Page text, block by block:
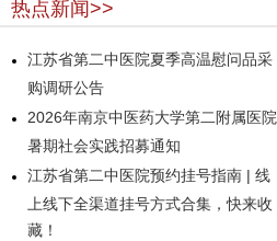
热点新闻>>
江苏省第二中医院夏季高温慰问品采
购调研公告
2026年南京中医药大学第二附属医院
暑期社会实践招募通知
江苏省第二中医院预约挂号指南 | 线
上线下全渠道挂号方式合集，快来收
藏！